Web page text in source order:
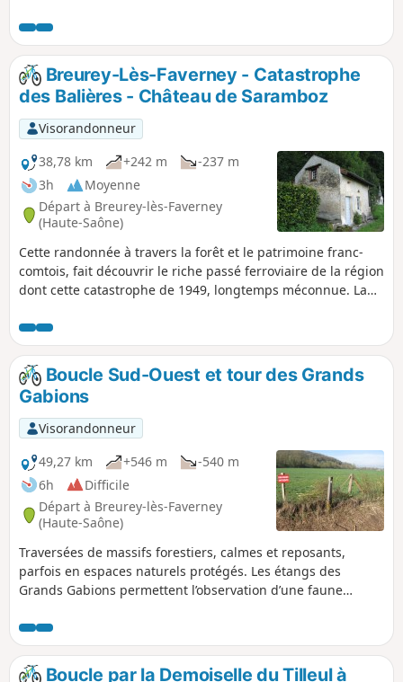
franchissement de la Scycotte, le diffuseur de la D6, et le
viaduc de 607 mètres sur la Saône, constituent les pièces
maîtresses de la déviation de la N19.
Breurey-Lès-Faverney - Catastrophe
des Balières - Château de Saramboz
Visorandonneur
38,78 km
+242 m
-237 m
3h
Moyenne
Départ à Breurey-lès-Faverney
(Haute-Saône)
Cette randonnée à travers la forêt et le patrimoine franc-
comtois, fait découvrir le riche passé ferroviaire de la région
dont cette catastrophe de 1949, longtemps méconnue. La
s’en souvenir.
Boucle Sud-Ouest et tour des Grands
Gabions
Visorandonneur
49,27 km
+546 m
-540 m
6h
Difficile
Départ à Breurey-lès-Faverney
(Haute-Saône)
Traversées de massifs forestiers, calmes et reposants,
parfois en espaces naturels protégés. Les étangs des
Grands Gabions permettent l’observation d’une faune
en hiver, quand les lieux sont tranquilles.
Boucle par la Demoiselle du Tilleul à